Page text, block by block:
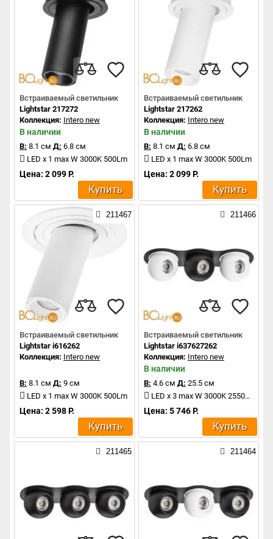
Встраиваемый светильник
Lightstar 217272
Коллекция: Intero new
В наличии
В: 8.1 см Д: 6.8 см
LED x 1 max W 3000K 500Lm
Цена: 2 099 Р.
Купить
Встраиваемый светильник
Lightstar 217262
Коллекция: Intero new
В наличии
В: 8.1 см Д: 6.8 см
LED x 1 max W 3000K 500Lm
Цена: 2 099 Р.
Купить
211467
Встраиваемый светильник
Lightstar i616262
Коллекция: Intero new
В: 8.1 см Д: 9 см
LED x 1 max W 3000K 500Lm
Цена: 2 598 Р.
Купить
211466
Встраиваемый светильник
Lightstar i637627262
Коллекция: Intero new
В наличии
В: 4.6 см Д: 25.5 см
LED x 3 max W 3000K 2550Lm
Цена: 5 746 Р.
Купить
211465 211464